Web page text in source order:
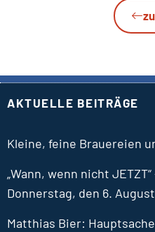
AKTUELLE BEITRÄGE
Kleine, feine Brauereien
„Wann, wenn nicht
Donnerstag, den 6.
Matthias Bier